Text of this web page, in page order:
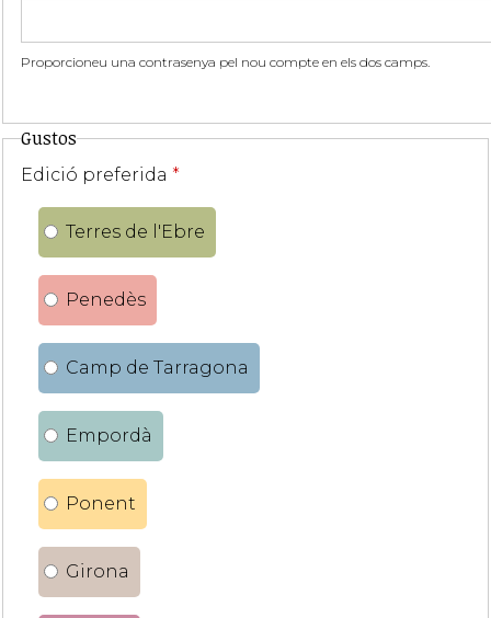
Proporcioneu una contrasenya pel nou compte en els dos camps.
Gustos
Edició preferida *
Terres de l'Ebre
Penedès
Camp de Tarragona
Empordà
Ponent
Girona